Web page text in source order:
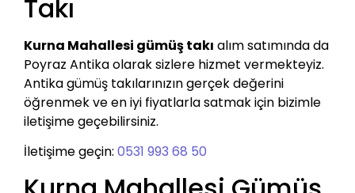
Takı
Kurna Mahallesi gümüş takı alım satımında da
Poyraz Antika olarak sizlere hizmet vermekteyiz.
Antika gümüş takılarınızın gerçek değerini
öğrenmek ve en iyi fiyatlarla satmak için bizimle
iletişime geçebilirsiniz.
İletişime geçin: 0531 993 68 50